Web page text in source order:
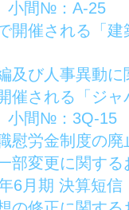
小間№：A-25
開催される「
及び人事異動に
催される「ジ
小間№：3Q-15
慰労金制度の
部変更に関する
6月期 決算短信